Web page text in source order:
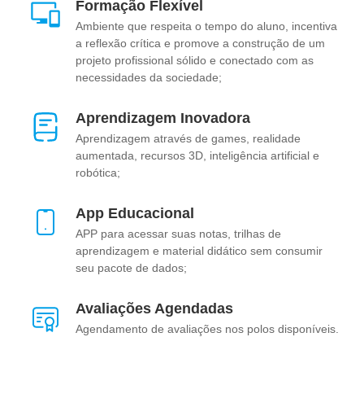
Formação Flexível
Ambiente que respeita o tempo do aluno, incentiva
a reflexão crítica e promove a construção de um
projeto profissional sólido e conectado com as
necessidades da sociedade;
Aprendizagem Inovadora
Aprendizagem através de games, realidade
aumentada, recursos 3D, inteligência artificial e
robótica;
App Educacional
APP para acessar suas notas, trilhas de
aprendizagem e material didático sem consumir
seu pacote de dados;
Avaliações Agendadas
Agendamento de avaliações nos polos disponíveis.